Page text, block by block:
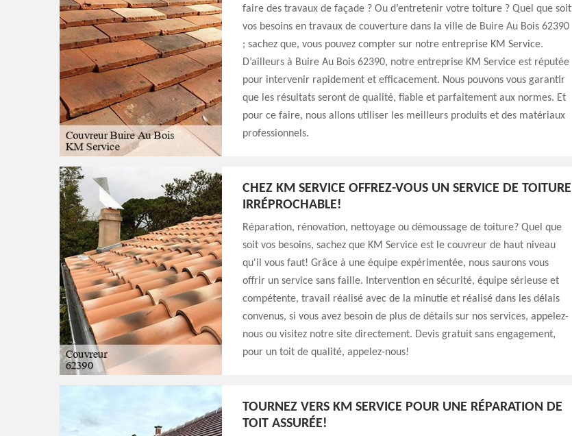
faire des travaux de façade ? Ou d’entretenir votre toiture ? Quel que soit
vos besoins en travaux de couverture dans la ville de Buire Au Bois 62390
; sachez que, vous pouvez compter sur notre entreprise KM Service.
D’ailleurs à Buire Au Bois 62390, notre entreprise KM Service est réputée
pour intervenir rapidement et efficacement. Nous pouvons vous garantir
que les résultats seront de qualité, fiable et parfaitement aux normes. Et
pour ce faire, nous allons utiliser les meilleurs produits et des matériaux
professionnels.
CHEZ KM SERVICE OFFREZ-VOUS UN SERVICE DE TOITURE
IRRÉPROCHABLE!
Réparation, rénovation, nettoyage ou démoussage de toiture? Quel que
soit vos besoins, sachez que KM Service est le couvreur de haut niveau
qu'il vous faut! Grâce à une équipe expérimentée, nous saurons vous
offrir un service sans faille. Intervention en sécurité, équipe sérieuse et
compétente, travail réalisé avec de la minutie et réalisé dans les délais
convenus, si vous avez besoin de plus de détails sur nos services, appelez-
nous ou visitez notre site directement. Devis gratuit sans engagement,
pour un toit de qualité, appelez-nous!
TOURNEZ VERS KM SERVICE POUR UNE RÉPARATION DE
TOIT ASSURÉE!